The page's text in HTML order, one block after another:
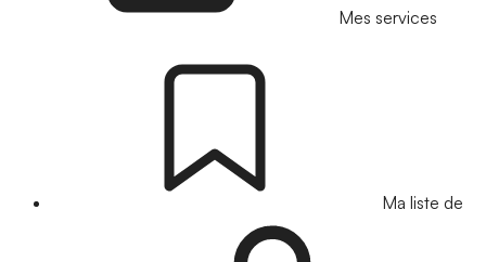
Mes services
Ma liste de